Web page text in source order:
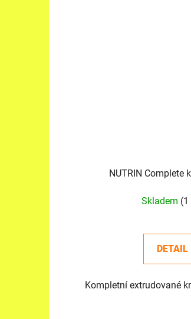
NUTRIN Complete
Skladem (1
DETAIL
Kompletní extrudované